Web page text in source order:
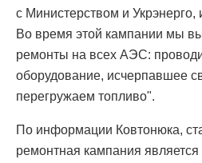
с Министерством и
Во время этой кампании мы
ремонты на всех АЭС:
оборудование, исчерпавшее
перегружаем топливо".
По информации Ковтонюка,
ремонтная кампания